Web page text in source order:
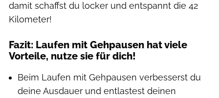
damit schaffst du locker und entspannt die 42
Kilometer!
Fazit: Laufen mit Gehpausen hat viele
Vorteile, nutze sie für dich!
Beim Laufen mit Gehpausen verbesserst du
deine Ausdauer und entlastest deinen